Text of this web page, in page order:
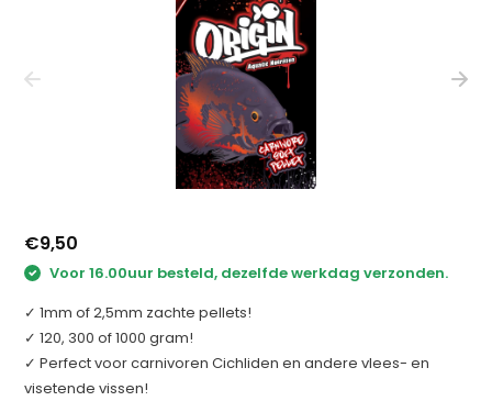
€9,50
Voor 16.00uur besteld, dezelfde werkdag verzonden.
✓ 1mm of 2,5mm zachte pellets!
✓ 120, 300 of 1000 gram!
✓ Perfect voor carnivoren Cichliden en andere vlees- en
visetende vissen!